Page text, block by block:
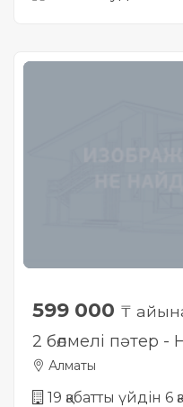
599 000 ₸
2 бөлмелі пәтер -
Алматы
19 қабатты үйдін 6